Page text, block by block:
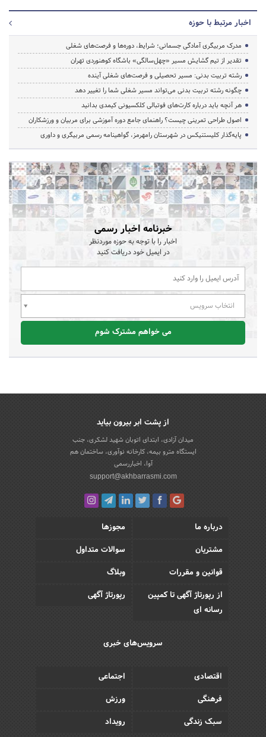
اخبار مرتبط با حوزه
مدرک مربیگری آمادگی جسمانی؛ شرایط، دوره‌ها و فرصت‌های شغلی
تقدیر از تیم گشایش مسیر «چهل‌سالگی» باشگاه کوهنوردی تهران
رشته تربیت بدنی: مسیر تحصیلی و فرصت‌های شغلی آینده
چگونه رشته تربیت بدنی می‌تواند مسیر شغلی شما را تغییر دهد
هر آنچه باید درباره کارت‌های فوتبالی کلکسیونی کیمدی بدانید
اصول طراحی تمرینی چیست؟ راهنمای جامع دوره آموزشی برای مربیان و ورزشکاران
پایه‌گذار کلیستنیکس در شهرستان رامهرمز، گواهینامه رسمی مربیگری و داوری
خبرنامه اخبار رسمی
اخبار را با توجه به حوزه موردنظر
در ایمیل خود دریافت کنید
انتخاب سرویس
می خواهم مشترک شوم
از پشت ابر بیرون بیاید
میدان آزادی، ابتدای اتوبان شهید لشکری، جنب
ایستگاه مترو بیمه، کارخانه نوآوری، ساختمان هم
آوا، اخباررسمی
support@akhbarrasmi.com
درباره ما
مجوزها
مشتریان
سوالات متداول
قوانین و مقررات
وبلاگ
از رپورتاژ آگهی تا کمپین
رسانه ای
رپورتاژ آگهی
سرویس‌های خبری
اقتصادی
اجتماعی
فرهنگی
ورزش
سبک زندگی
رویداد